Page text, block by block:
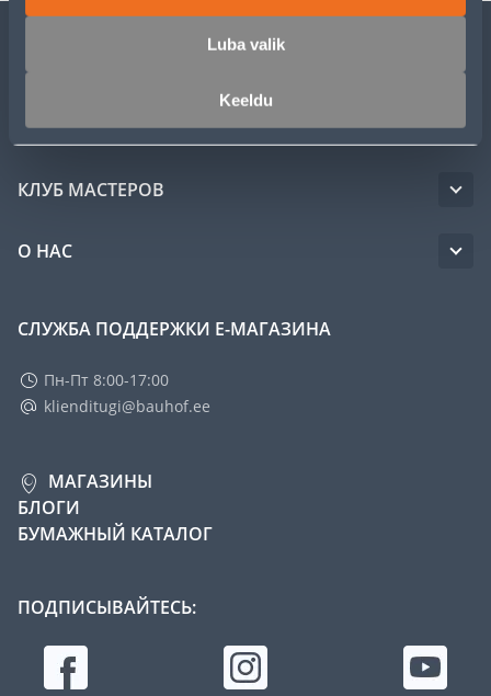
Luba valik
Keeldu
ОБСЛУЖИВАНИЕ ЧАСТНЫХ КЛИЕНТОВ
УСЛУГИ
КЛУБ МАСТЕРОВ
О НАС
СЛУЖБА ПОДДЕРЖКИ Е-МАГАЗИНА
Пн-Пт 8:00-17:00
klienditugi@bauhof.ee
МАГАЗИНЫ
БЛОГИ
БУМАЖНЫЙ КАТАЛОГ
ПОДПИСЫВАЙТЕСЬ: